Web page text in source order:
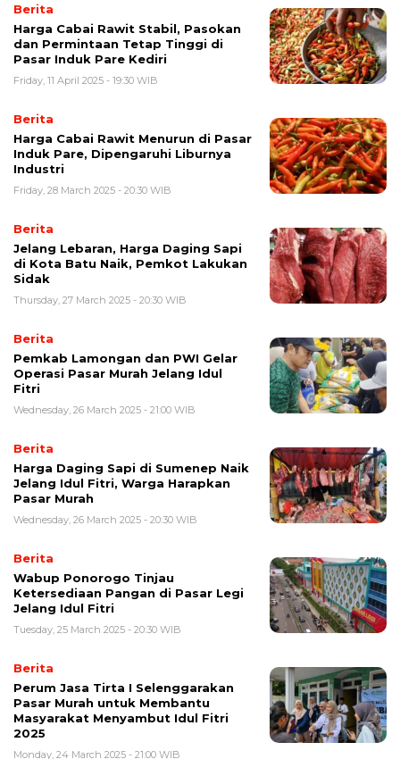
Berita
Harga Cabai Rawit Stabil, Pasokan
dan Permintaan Tetap Tinggi di
Pasar Induk Pare Kediri
Friday, 11 April 2025 - 19:30 WIB
Berita
Harga Cabai Rawit Menurun di Pasar
Induk Pare, Dipengaruhi Liburnya
Industri
Friday, 28 March 2025 - 20:30 WIB
Berita
Jelang Lebaran, Harga Daging Sapi
di Kota Batu Naik, Pemkot Lakukan
Sidak
Thursday, 27 March 2025 - 20:30 WIB
Berita
Pemkab Lamongan dan PWI Gelar
Operasi Pasar Murah Jelang Idul
Fitri
Wednesday, 26 March 2025 - 21:00 WIB
Berita
Harga Daging Sapi di Sumenep Naik
Jelang Idul Fitri, Warga Harapkan
Pasar Murah
Wednesday, 26 March 2025 - 20:30 WIB
Berita
Wabup Ponorogo Tinjau
Ketersediaan Pangan di Pasar Legi
Jelang Idul Fitri
Tuesday, 25 March 2025 - 20:30 WIB
Berita
Perum Jasa Tirta I Selenggarakan
Pasar Murah untuk Membantu
Masyarakat Menyambut Idul Fitri
2025
Monday, 24 March 2025 - 21:00 WIB